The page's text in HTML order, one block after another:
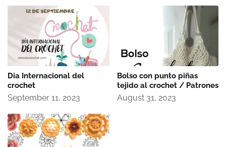
Dia Internacional del
crochet
September 11, 2023
Bolso con punto piñas
tejido al crochet / Patrones
August 31, 2023